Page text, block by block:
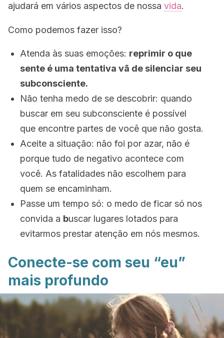
ajudará em vários aspectos de nossa vida.
Como podemos fazer isso?
Atenda às suas emoções: reprimir o que
sente é uma tentativa vã de silenciar seu
subconsciente.
Não tenha medo de se descobrir: quando
buscar em seu subconsciente é possível
que encontre partes de você que não gosta.
Aceite a situação: não foi por azar, não é
porque tudo de negativo acontece com
você. As fatalidades não escolhem para
quem se encaminham.
Passe um tempo só: o medo de ficar só nos
convida a buscar lugares lotados para
evitarmos prestar atenção em nós mesmos.
Conecte-se com seu “eu”
mais profundo